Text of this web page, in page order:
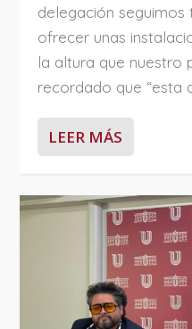
delegación
ofrecer unas
la altura que nuestro
recordado que “esta
LEER MÁS